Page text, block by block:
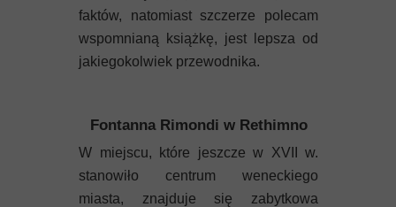
faktów, natomiast szczerze polecam
wspomnianą książkę, jest lepsza od
jakiegokolwiek przewodnika.
Fontanna Rimondi w Rethimno
W miejscu, które jeszcze w XVII w.
stanowiło centrum weneckiego
miasta, znajduje się zabytkowa